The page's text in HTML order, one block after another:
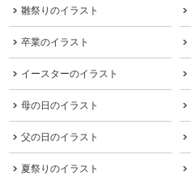
雛祭りのイラスト
卒業のイラスト
イースターのイラスト
母の日のイラスト
父の日のイラスト
夏祭りのイラスト